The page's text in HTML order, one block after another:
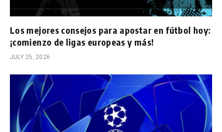
Los mejores consejos para apostar en fútbol hoy:
¡comienzo de ligas europeas y más!
JULY 25, 2026